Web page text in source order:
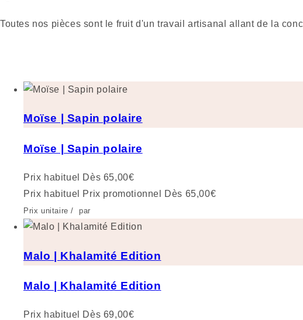
Toutes nos pièces sont le fruit d'un travail artisanal allant de la
Moïse | Sapin polaire
Moïse | Sapin polaire
Prix habituel
Dès 65,00€
Prix habituel
Prix promotionnel Dès 65,00€
Prix unitaire / par
Malo | Khalamité Edition
Malo | Khalamité Edition
Prix habituel
Dès 69,00€